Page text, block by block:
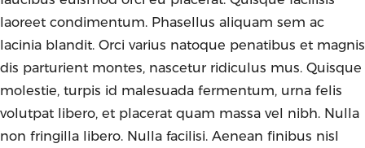
laoreet condimentum. Phasellus aliquam sem ac
lacinia blandit. Orci varius natoque penatibus et magnis
dis parturient montes, nascetur ridiculus mus. Quisque
molestie, turpis id malesuada fermentum, urna felis
volutpat libero, et placerat quam massa vel nibh. Nulla
non fringilla libero. Nulla facilisi. Aenean finibus nisl